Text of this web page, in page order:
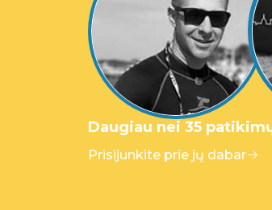
Daugiau nei 35
Prisijunkite prie jų dabar